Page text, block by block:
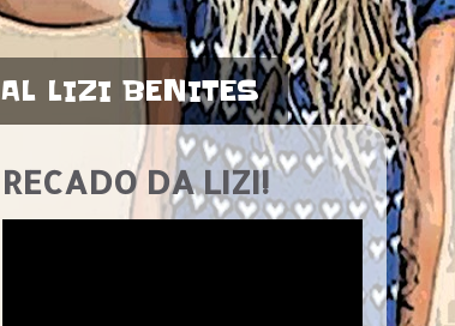
LIZI BENITES
RECADO DA LIZI!